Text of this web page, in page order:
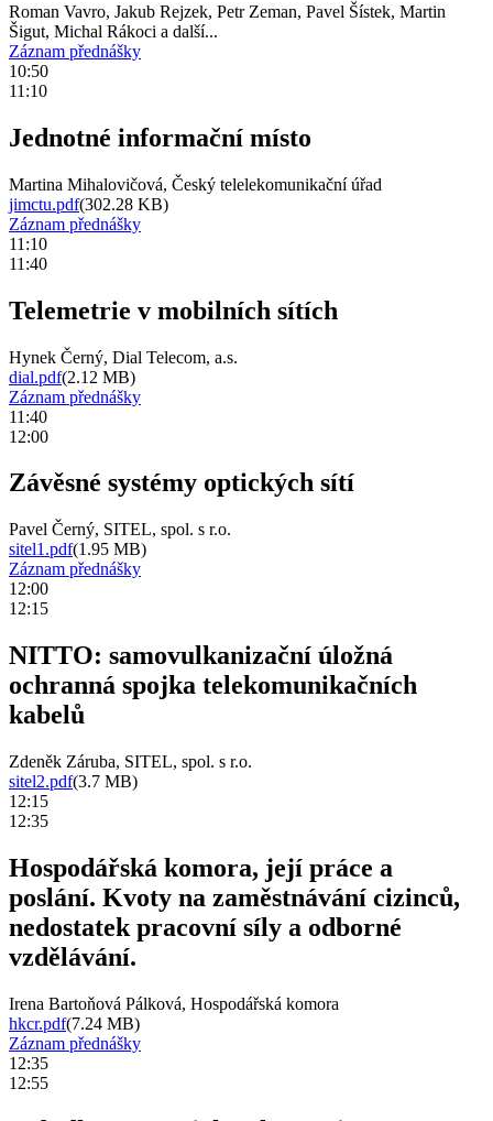
Roman Vavro, Jakub Rejzek, Petr Zeman, Pavel Šístek, Martin
Šigut, Michal Rákoci a další...
Záznam přednášky
10:50
11:10
Jednotné informační místo
Martina Mihalovičová, Český telelekomunikační úřad
jimctu.pdf(302.28 KB)
Záznam přednášky
11:10
11:40
Telemetrie v mobilních sítích
Hynek Černý, Dial Telecom, a.s.
dial.pdf(2.12 MB)
Záznam přednášky
11:40
12:00
Závěsné systémy optických sítí
Pavel Černý, SITEL, spol. s r.o.
sitel1.pdf(1.95 MB)
Záznam přednášky
12:00
12:15
NITTO: samovulkanizační úložná
ochranná spojka telekomunikačních
kabelů
Zdeněk Záruba, SITEL, spol. s r.o.
sitel2.pdf(3.7 MB)
12:15
12:35
Hospodářská komora, její práce a
poslání. Kvoty na zaměstnávání cizinců,
nedostatek pracovní síly a odborné
vzdělávání.
Irena Bartoňová Pálková, Hospodářská komora
hkcr.pdf(7.24 MB)
Záznam přednášky
12:35
12:55